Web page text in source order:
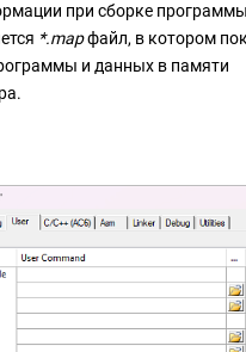
при сборке
*.mapфайл, в котором
и данных в памяти